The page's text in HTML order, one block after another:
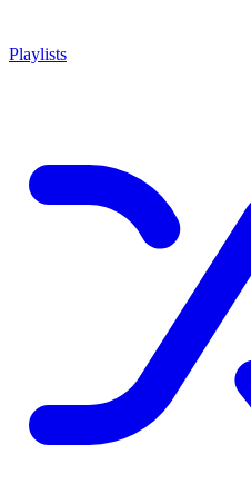
Playlists